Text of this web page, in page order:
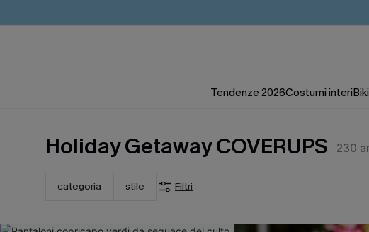
Tendenze 2026Costumi interi
Holiday Getaway COVERUPS 230
categoria stile Filtri